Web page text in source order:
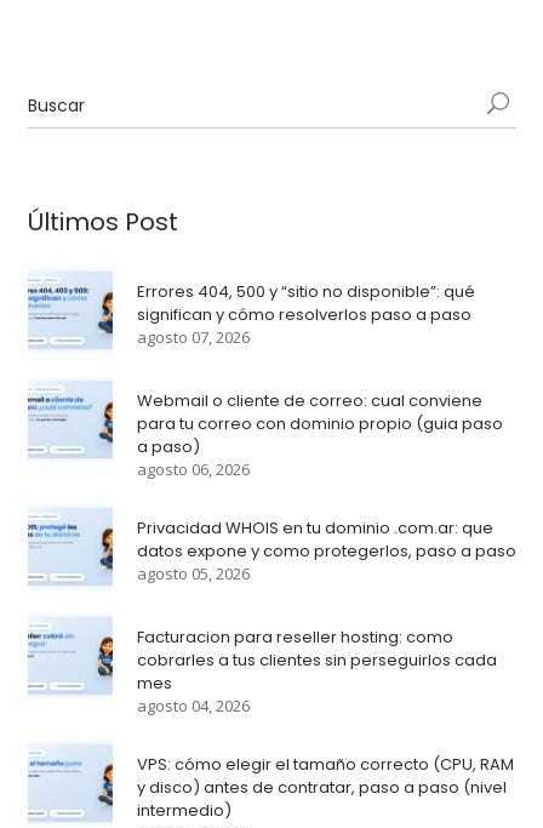
Últimos Post
Errores 404, 500 y “sitio no disponible”: qué
significan y cómo resolverlos paso a paso
agosto 07, 2026
Webmail o cliente de correo: cual conviene
para tu correo con dominio propio (guia paso
a paso)
agosto 06, 2026
Privacidad WHOIS en tu dominio .com.ar: que
datos expone y como protegerlos, paso a paso
agosto 05, 2026
Facturacion para reseller hosting: como
cobrarles a tus clientes sin perseguirlos cada
mes
agosto 04, 2026
VPS: cómo elegir el tamaño correcto (CPU, RAM
y disco) antes de contratar, paso a paso (nivel
intermedio)